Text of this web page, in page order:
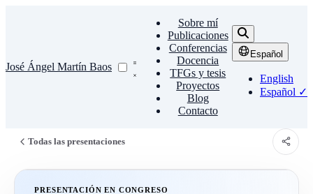
José Ángel Martín Baos
Sobre mí
Publicaciones
Conferencias
Docencia
TFGs y tesis
Proyectos
Blog
Contacto
Español
English
Español ✓
Todas las presentaciones
PRESENTACIÓN EN CONGRESO